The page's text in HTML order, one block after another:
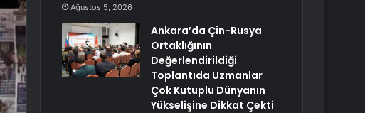
Ağustos 5, 2026
Ankara’da Çin-Rusya
Ortaklığının
Değerlendirildiği
Toplantıda Uzmanlar
Çok Kutuplu Dünyanın
Yükselişine Dikkat Çekti